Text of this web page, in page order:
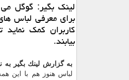
لینك بگیر: گوگل
برای معرفی لباس
كاربران كمك
بیابند.
به گزارش لینك بگیر به
لباس هنوز هم با این